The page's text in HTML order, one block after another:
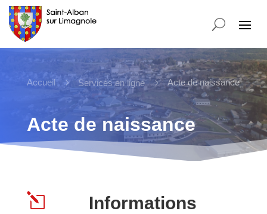
Accueil 5 Services en ligne 5 Acte de naissance
Acte de naissance
l
Informations